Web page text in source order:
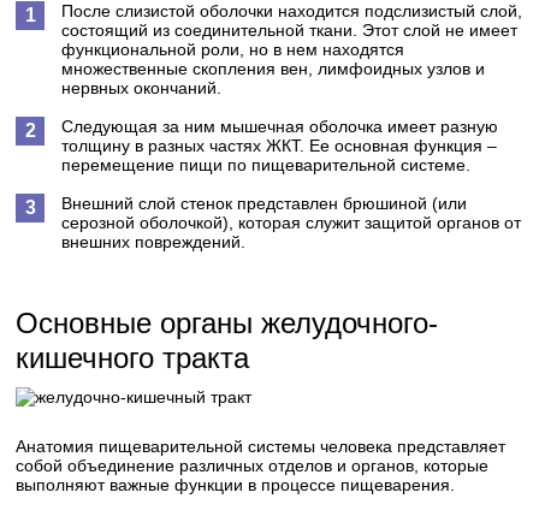
После слизистой оболочки находится подслизистый слой,
состоящий из соединительной ткани. Этот слой не имеет
функциональной роли, но в нем находятся
множественные скопления вен, лимфоидных узлов и
нервных окончаний.
Следующая за ним мышечная оболочка имеет разную
толщину в разных частях ЖКТ. Ее основная функция –
перемещение пищи по пищеварительной системе.
Внешний слой стенок представлен брюшиной (или
серозной оболочкой), которая служит защитой органов от
внешних повреждений.
Основные органы желудочного-
кишечного тракта
Анатомия пищеварительной системы человека представляет
собой объединение различных отделов и органов, которые
выполняют важные функции в процессе пищеварения.